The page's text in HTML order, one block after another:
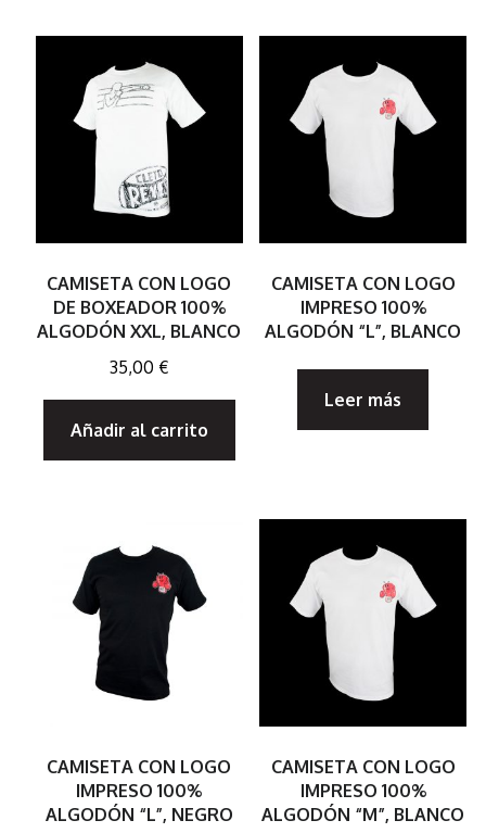
opciones
página
producto
CAMISETA CON LOGO
DE BOXEADOR 100%
ALGODÓN XXL, BLANCO
35,00 €
Añadir al carrito
CAMISETA CON LOGO
IMPRESO 100%
ALGODÓN “L”, BLANCO
Leer más
CAMISETA CON LOGO
IMPRESO 100%
ALGODÓN “L”, NEGRO
CAMISETA CON LOGO
IMPRESO 100%
ALGODÓN “M”, BLANCO